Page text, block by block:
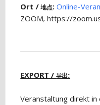
Ort /地点: Online-
ZOOM, https://
EXPORT /导出:
Veranstaltung direkt